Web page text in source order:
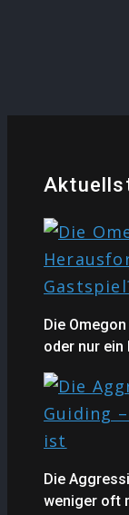
Die
oder nur ein
Die
weniger oft